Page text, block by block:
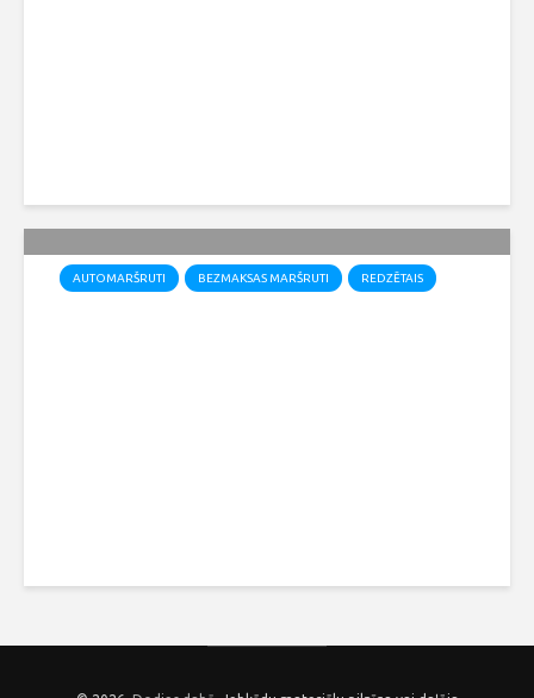
AUTOMARŠRUTI BEZMAKSAS MARŠRUTI REDZĒTAIS